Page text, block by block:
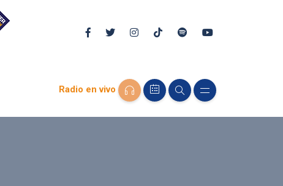
Radio en vivo